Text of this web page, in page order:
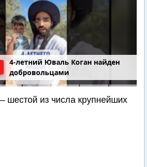
4-летний Юваль Коган найден
добровольцами
шестой из числа крупнейших